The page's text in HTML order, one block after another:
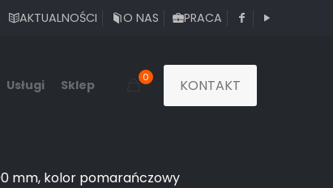
AKTUALNOŚCI O NAS PRACA
Usługi Sklep 0 KONTAKT
mm, kolor pomarańczowy